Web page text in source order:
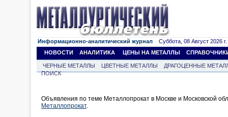
Информационно-аналитический журнал Суббота, 08 Август 2026 г.
НОВОСТИ
АНАЛИТИКА ЦЕНЫ НА МЕТАЛЛЫ
ЧЕРНЫЕ МЕТАЛЛЫ ЦВЕТНЫЕ МЕТАЛЛЫ
ДРАГОЦЕННЫЕ
ПОИСК
Объявления по теме Металлопрокат в Москве и Московской
Металлопрокат.